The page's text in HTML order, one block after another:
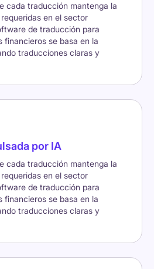
cada traducción mantenga la
en el sector
de traducción para
financieros se basa en la
traducciones claras y
por IA
cada traducción mantenga la
en el sector
de traducción para
financieros se basa en la
traducciones claras y